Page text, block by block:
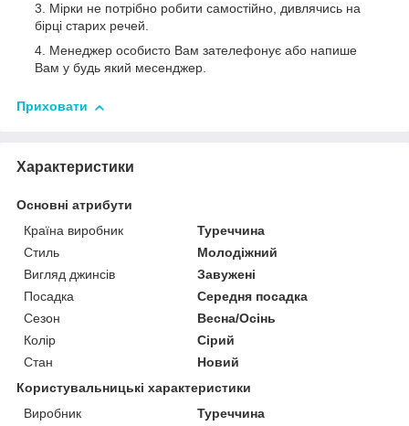
Мірки не потрібно робити самостійно, дивлячись на
бірці старих речей.
Менеджер особисто Вам зателефонує або напише
Вам у будь який месенджер.
Приховати
Характеристики
Основні атрибути
Країна виробник
Туреччина
Стиль
Молодіжний
Вигляд джинсів
Завужені
Посадка
Середня посадка
Сезон
Весна/Осінь
Колір
Сірий
Стан
Новий
Користувальницькі характеристики
Виробник
Туреччина